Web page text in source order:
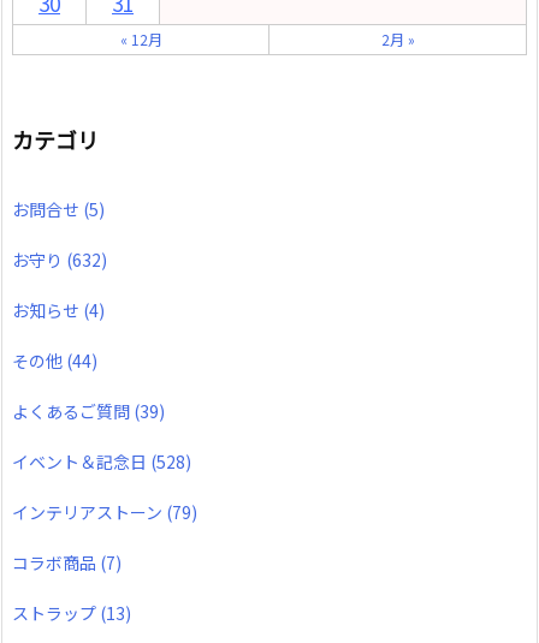
« 12月 2月 »
カテゴリ
お問合せ (5)
お守り (632)
お知らせ (4)
その他 (44)
よくあるご質問 (39)
イベント＆記念日 (528)
インテリアストーン (79)
コラボ商品 (7)
ストラップ (13)